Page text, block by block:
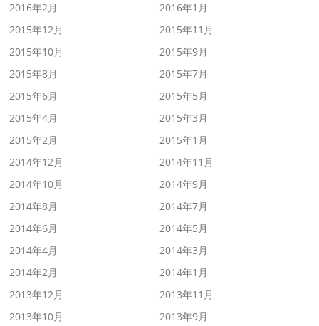
2016年2月
2016年1月
2015年12月
2015年11月
2015年10月
2015年9月
2015年8月
2015年7月
2015年6月
2015年5月
2015年4月
2015年3月
2015年2月
2015年1月
2014年12月
2014年11月
2014年10月
2014年9月
2014年8月
2014年7月
2014年6月
2014年5月
2014年4月
2014年3月
2014年2月
2014年1月
2013年12月
2013年11月
2013年10月
2013年9月